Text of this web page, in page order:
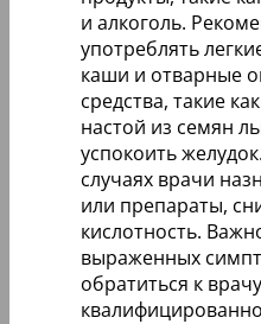
и алкоголь.
употреблять
каши и отварные
средства, такие
настой из семян
успокоить
случаях врачи
или препараты,
кислотность.
выраженных
обратиться к